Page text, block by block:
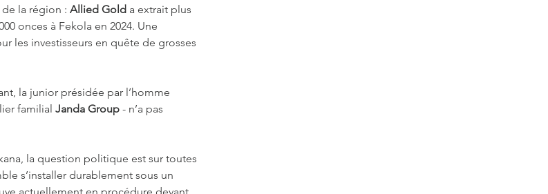
la région : Allied Gold a extrait plus
onces à Fekola en 2024. Une
les investisseurs en quête de grosses
la junior présidée par l’homme
familial Janda Group - n’a pas
la question politique est sur toutes
s’installer durablement sous un